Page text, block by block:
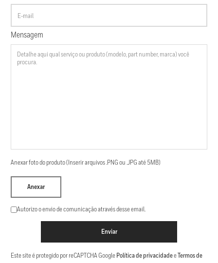
Mensagem
Anexar foto do produto (Inserir arquivos .PNG ou .JPG até 5MB)
Anexar
Autorizo o envio de comunicação através desse email.
Enviar
Este site é protegido por reCAPTCHA Google Política de privacidadee Termos de